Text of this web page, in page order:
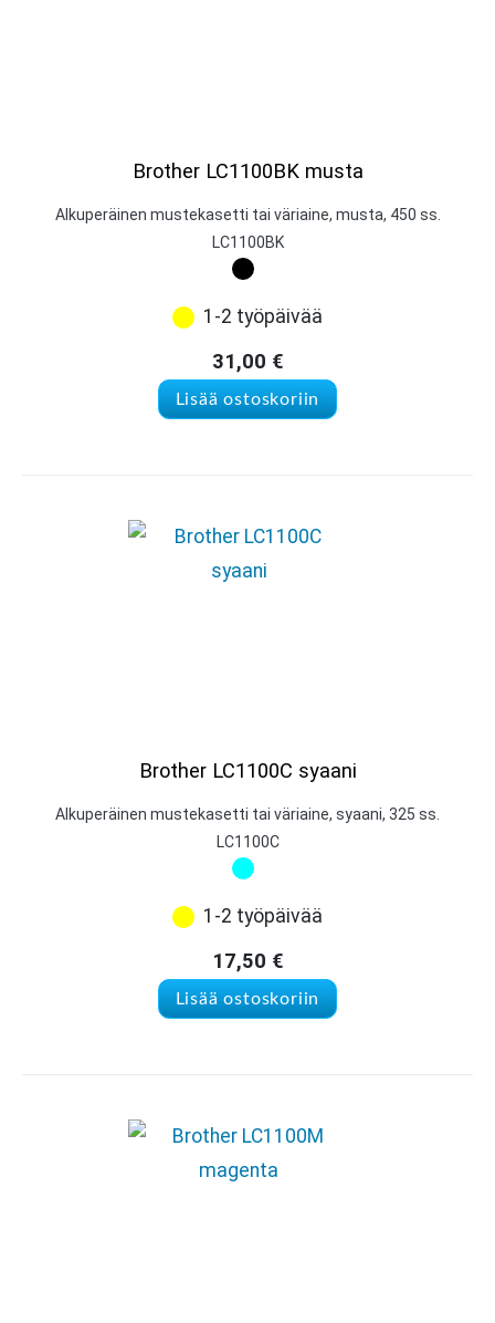
Brother LC1100BK musta
Alkuperäinen mustekasetti tai väriaine, musta, 450 ss.
LC1100BK
1-2 työpäivää
31,00 €
Lisää ostoskoriin
Brother LC1100C syaani
Alkuperäinen mustekasetti tai väriaine, syaani, 325 ss.
LC1100C
1-2 työpäivää
17,50 €
Lisää ostoskoriin